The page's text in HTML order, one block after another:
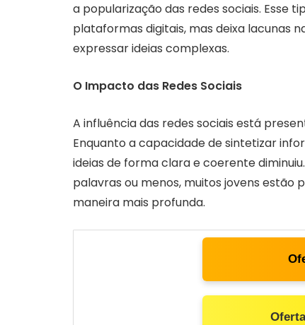
a popularização das redes sociais. Esse
plataformas digitais, mas deixa lacunas
expressar ideias complexas.
O Impacto das Redes Sociais
A influência das redes sociais está
Enquanto a capacidade de sintetizar
ideias de forma clara e coerente
palavras ou menos, muitos jovens estão
maneira mais profunda.